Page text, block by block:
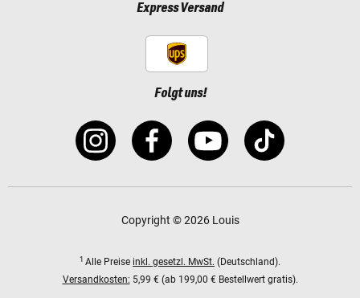
Express Versand
Folgt uns!
Copyright © 2026 Louis
1 Alle Preise inkl. gesetzl. MwSt. (Deutschland).
Versandkosten: 5,99 € (ab 199,00 € Bestellwert gratis).